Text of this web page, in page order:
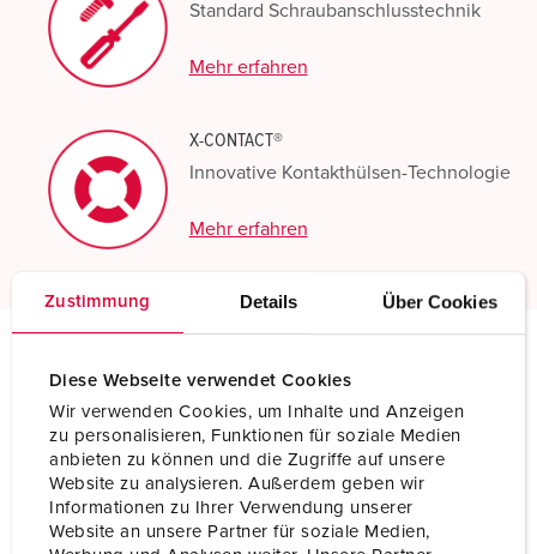
Zustimmung Details Über Cookies
Diese Webseite verwendet Cookies
Wir verwenden Cookies, um Inhalte und Anzeigen
zu personalisieren, Funktionen für soziale Medien
anbieten zu können und die Zugriffe auf unsere
Website zu analysieren. Außerdem geben wir
Informationen zu Ihrer Verwendung unserer
Website an unsere Partner für soziale Medien,
Standard Schraubanschlusstechnik
Mehr erfahren
X-CONTACT®
Innovative Kontakthülsen-Technologie
Mehr erfahren
Technische Daten
Anbausteckdose 2179A
Ampere 63 A
3 p